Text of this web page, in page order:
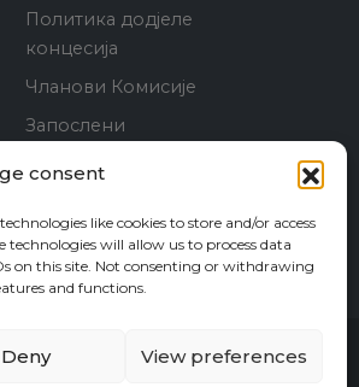
consent
like cookies to store and/or access
will allow us to process data
on this site. Not consenting or withdrawing
and functions.
Deny View preferences
Политика додјеле
концесија
Чланови Комисије
Запослени
Водич за приступ
Пријава корупције
Контакт